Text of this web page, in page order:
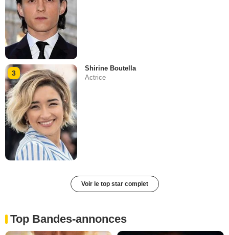
3
Shirine Boutella
Actrice
Voir le top star complet
Top Bandes-annonces